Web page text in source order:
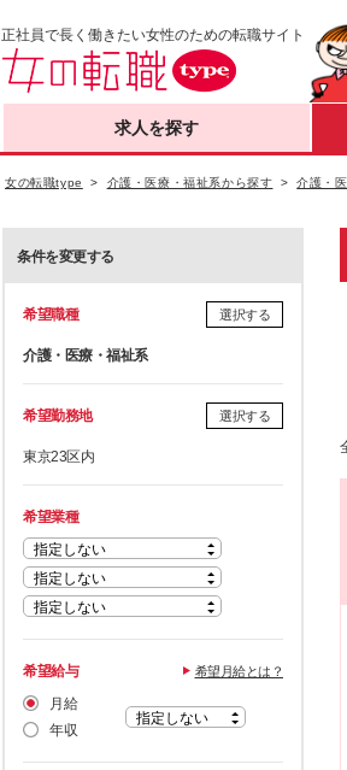
正社員で長く働きたい女性のための転職サイト
求人を探す
女の転職type 介護・医療・福祉系から探す 介護・
条件を変更する
希望職種 選択する
介護・医療・福祉系
希望勤務地 選択する
東京23区内
希望業種
希望給与 希望月給とは？
月給
年収